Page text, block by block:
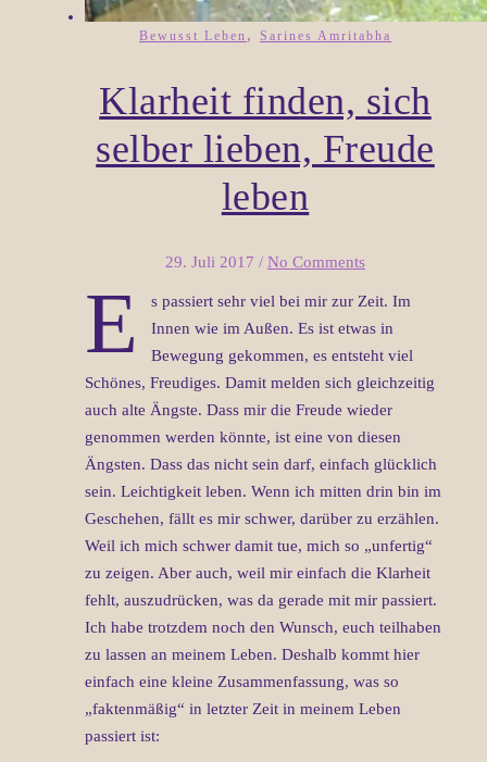
Bewusst Leben , Sarines Amritabha
Klarheit finden, sich
selber lieben, Freude
leben
29. Juli 2017 / No Comments
E
s passiert sehr viel bei mir zur Zeit. Im
Innen wie im Außen. Es ist etwas in
Bewegung gekommen, es entsteht viel
Schönes, Freudiges. Damit melden sich gleichzeitig
auch alte Ängste. Dass mir die Freude wieder
genommen werden könnte, ist eine von diesen
Ängsten. Dass das nicht sein darf, einfach glücklich
sein. Leichtigkeit leben. Wenn ich mitten drin bin im
Geschehen, fällt es mir schwer, darüber zu erzählen.
Weil ich mich schwer damit tue, mich so „unfertig“
zu zeigen. Aber auch, weil mir einfach die Klarheit
fehlt, auszudrücken, was da gerade mit mir passiert.
Ich habe trotzdem noch den Wunsch, euch teilhaben
zu lassen an meinem Leben. Deshalb kommt hier
einfach eine kleine Zusammenfassung, was so
„faktenmäßig“ in letzter Zeit in meinem Leben
passiert ist: